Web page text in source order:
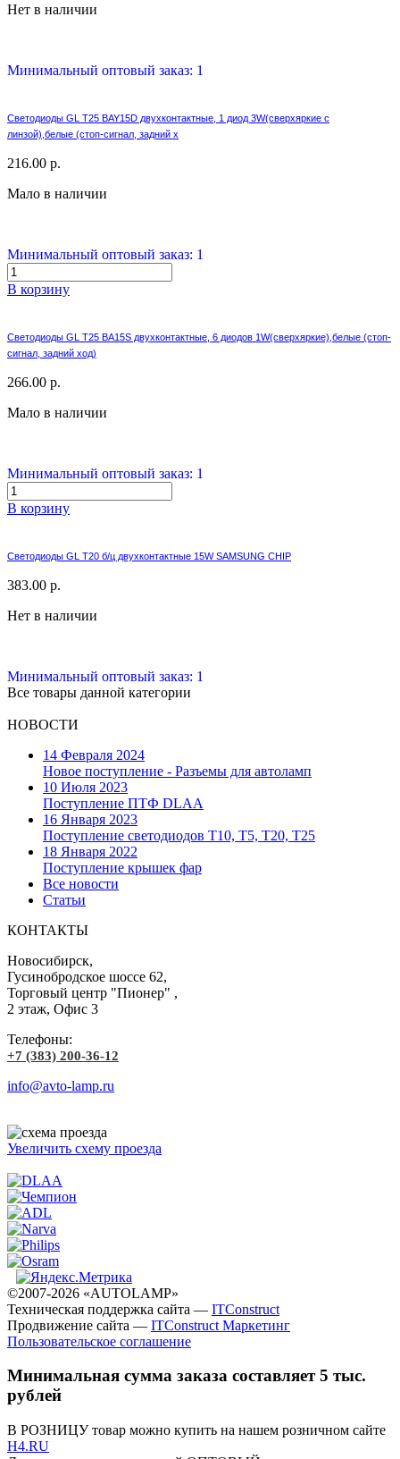
Нет в наличии
Минимальный оптовый заказ: 1
Светодиоды GL T25 BAY15D двухконтактные, 1 диод 3W(сверхяркие с
линзой),белые (стоп-сигнал, задний х
216.00 р.
Мало в наличии
Минимальный оптовый заказ: 1
В корзину
Светодиоды GL T25 BA15S двухконтактные, 6 диодов 1W(сверхяркие),белые (стоп-
сигнал, задний ход)
266.00 р.
Мало в наличии
Минимальный оптовый заказ: 1
В корзину
Светодиоды GL T20 б/ц двухконтактные 15W SAMSUNG CHIP
383.00 р.
Нет в наличии
Минимальный оптовый заказ: 1
Все товары данной категории
НОВОСТИ
14 Февраля 2024
Новое поступление - Разъемы для автоламп
10 Июля 2023
Поступление ПТФ DLAA
16 Января 2023
Поступление светодиодов T10, T5, T20, T25
18 Января 2022
Поступление крышек фар
Все новости
Статьи
КОНТАКТЫ
Новосибирск,
Гусинобродское шоссе 62,
Торговый центр "Пионер" ,
2 этаж, Офис 3
Телефоны:
+7 (383) 200-36-12
info@avto-lamp.ru
Увеличить схему проезда
©2007-2026 «AUTOLAMP»
Техническая поддержка сайта — ITConstruct
Продвижение сайта — ITConstruct Маркетинг
Пользовательское соглашение
Минимальная сумма заказа составляет 5 тыс.
рублей
В РОЗНИЦУ товар можно купить на нашем розничном сайте
H4.RU